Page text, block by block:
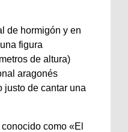
de hormigón y en
figura
de altura)
aragonés
justo de cantar una
conocido como «El